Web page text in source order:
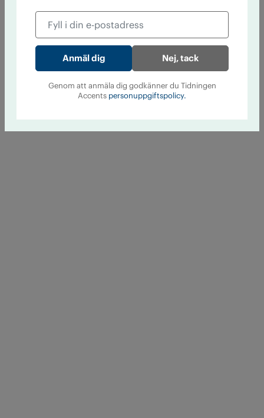
Nej, tack
Genom att anmäla dig godkänner du Tidningen
Accents personuppgiftspolicy.